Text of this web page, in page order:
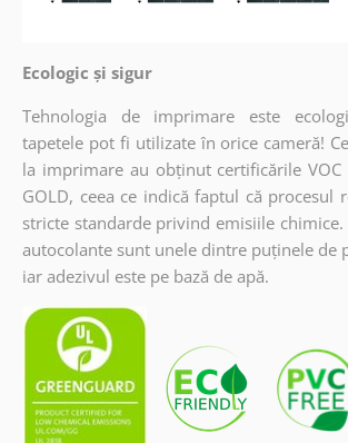
Ecologic și sigur
Tehnologia de imprimare este
tapetele pot fi utilizate în orice cameră!
la imprimare au obținut certificările VOC
GOLD, ceea ce indică faptul că procesul
stricte standarde privind emisiile chimice.
autocolante sunt unele dintre puținele de
iar adezivul este pe bază de apă.